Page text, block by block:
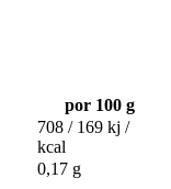
por 100 g
708 / 169 kj /
kcal
0,17 g